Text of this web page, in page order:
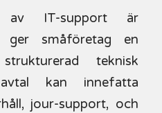
IT-support är
småföretag en
teknisk
kan innefatta
jour-support, och